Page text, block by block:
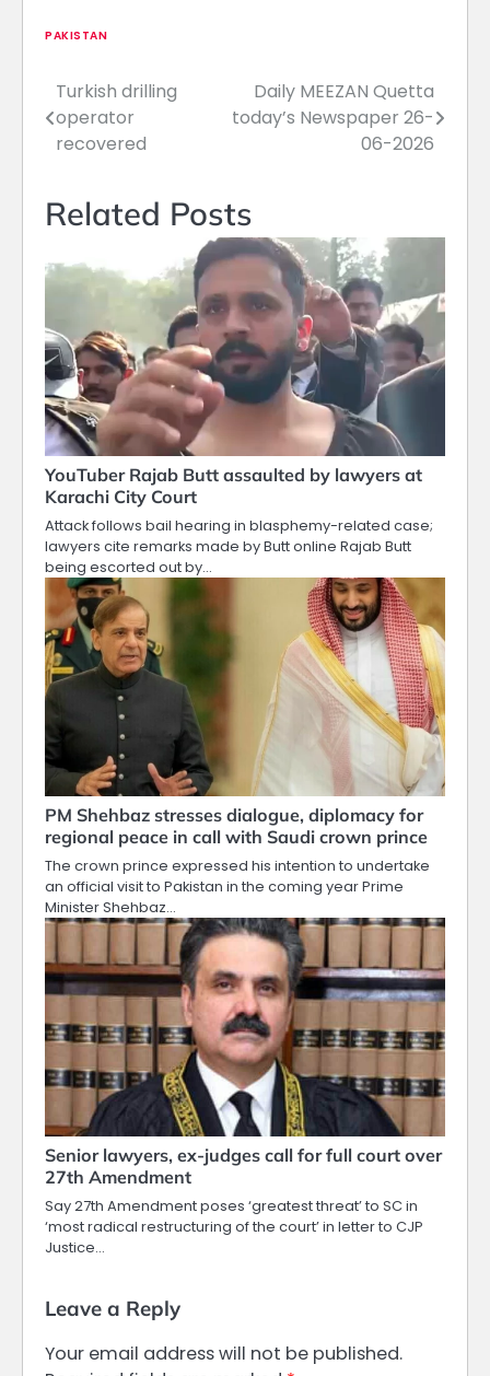
PAKISTAN
Post
navigation
Turkish drilling
operator
recovered
Daily MEEZAN Quetta
today’s Newspaper 26-
06-2026
Related Posts
YouTuber Rajab Butt assaulted by lawyers at
Karachi City Court
Attack follows bail hearing in blasphemy-related case;
lawyers cite remarks made by Butt online Rajab Butt
being escorted out by…
PM Shehbaz stresses dialogue, diplomacy for
regional peace in call with Saudi crown prince
The crown prince expressed his intention to undertake
an official visit to Pakistan in the coming year Prime
Minister Shehbaz…
Senior lawyers, ex-judges call for full court over
27th Amendment
Say 27th Amendment poses ‘greatest threat’ to SC in
‘most radical restructuring of the court’ in letter to CJP
Justice…
Leave a Reply
Your email address will not be published.